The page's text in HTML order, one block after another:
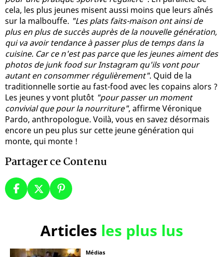
cela, les plus jeunes misent aussi moins que leurs aînés
sur la malbouffe. "Les plats faits-maison ont ainsi de
plus en plus de succès auprès de la nouvelle génération,
qui va avoir tendance à passer plus de temps dans la
cuisine. Car ce n'est pas parce que les jeunes aiment des
photos de junk food sur Instagram qu'ils vont pour
autant en consommer régulièrement". Quid de la
traditionnelle sortie au fast-food avec les copains alors ?
Les jeunes y vont plutôt "pour passer un moment
convivial que pour la nourriture", affirme Véronique
Pardo, anthropologue. Voilà, vous en savez désormais
encore un peu plus sur cette jeune génération qui
monte, qui monte !
Partager ce Contenu
Articles les plus lus
Médias